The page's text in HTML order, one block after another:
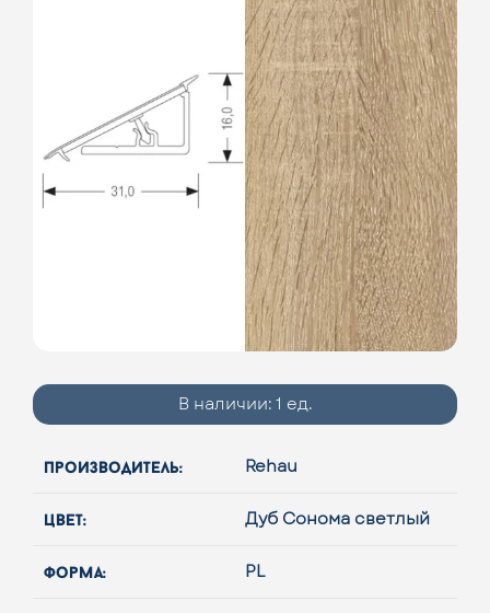
В наличии: 1 ед.
производитель: Rehau
цвет: Дуб Сонома светлый
форма: PL